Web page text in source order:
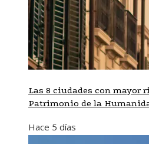
Las 8 ciudades con mayor
Patrimonio de la
Hace 5 días